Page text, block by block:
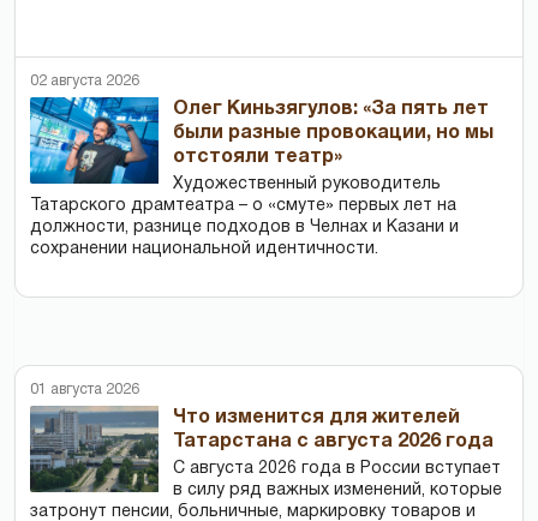
02 августа 2026
Олег Киньзягулов: «За пять лет
были разные провокации, но мы
отстояли театр»
Художественный руководитель
Татарского драмтеатра – о «смуте» первых лет на
должности, разнице подходов в Челнах и Казани и
сохранении национальной идентичности.
01 августа 2026
Что изменится для жителей
Татарстана с августа 2026 года
С августа 2026 года в России вступает
в силу ряд важных изменений, которые
затронут пенсии, больничные, маркировку товаров и